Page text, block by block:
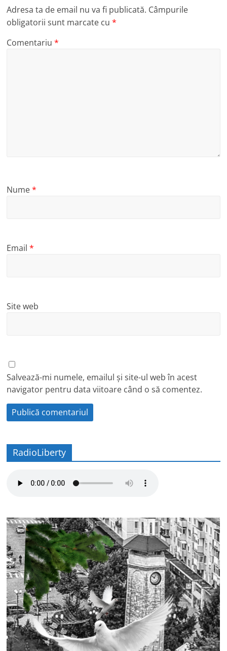
Adresa ta de email nu va fi publicată. Câmpurile
obligatorii sunt marcate cu*
Comentariu*
Nume*
Email*
Site web
Salvează-mi numele, emailul și site-ul web în acest
navigator pentru data viitoare când o să comentez.
RadioLiberty